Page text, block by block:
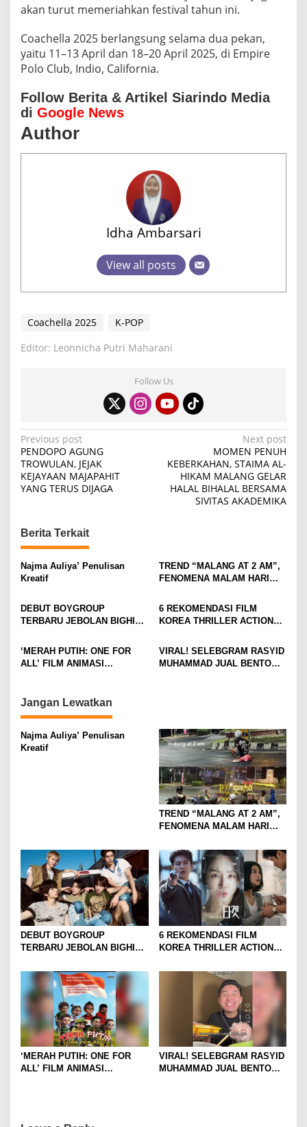
akan turut memeriahkan festival tahun ini.
Coachella 2025 berlangsung selama dua pekan,
yaitu 11–13 April dan 18–20 April 2025, di Empire
Polo Club, Indio, California.
Follow Berita & Artikel Siarindo Media
di Google News
Author
Idha Ambarsari
View all posts
Coachella 2025
K-POP
Editor: Leonnicha Putri Maharani
Follow Us
P
o
s
a
v
i
a
i
o
Previous post
PENDOPO AGUNG
TROWULAN, JEJAK
KEJAYAAN MAJAPAHIT
YANG TERUS DIJAGA
Next post
MOMEN PENUH
KEBERKAHAN, STAIMA AL-
HIKAM MALANG GELAR
HALAL BIHALAL BERSAMA
SIVITAS AKADEMIKA
Berita Terkait
Najma Auliya’ Penulisan
Kreatif
TREND “MALANG AT 2 AM”,
FENOMENA MALAM HARI
KALANGAN ANAK MUDA
DEBUT BOYGROUP
TERBARU JEBOLAN BIGHIT,
ANTUSIASME DAN RASA
PENASARAN
6 REKOMENDASI FILM
KOREA THRILLER ACTION
GREGET SEPANJANG
NONTON
‘MERAH PUTIH: ONE FOR
ALL’ FILM ANIMASI
VIRAL! SELEBGRAM RASYID
MUHAMMAD JUAL BENTO
Jangan Lewatkan
Najma Auliya’ Penulisan
Kreatif
TREND “MALANG AT 2 AM”,
FENOMENA MALAM HARI
KALANGAN ANAK MUDA
DEBUT BOYGROUP
TERBARU JEBOLAN BIGHIT,
ANTUSIASME DAN RASA
PENASARAN
6 REKOMENDASI FILM
KOREA THRILLER ACTION
GREGET SEPANJANG
‘MERAH PUTIH: ONE FOR
ALL’ FILM ANIMASI
VIRAL! SELEBGRAM RASYID
MUHAMMAD JUAL BENTO